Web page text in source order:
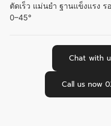
ตัดเร็ว แม่นยำ ฐานแข็งแรง
0–45°
Chat with
Call us now